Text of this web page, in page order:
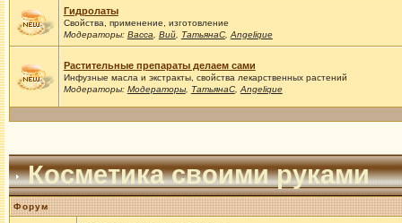
Гидролаты
Свойства, применение, изготовление
Модераторы: Васса Вий, ТатьянаС, Angelique
Растительные препараты делаем сами
Инфузные масла и экстракты, свойства лекарственных растений
Модераторы: Модераторы, ТатьянаС, Angelique
Косметика своими руками
Форум